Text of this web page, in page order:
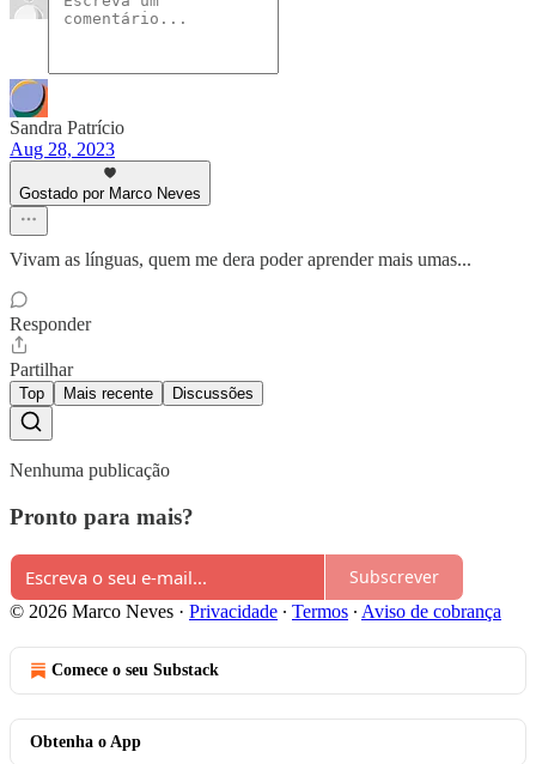
Sandra Patrício
Aug 28, 2023
Gostado por Marco Neves
Vivam as línguas, quem me dera poder aprender mais umas...
Responder
Partilhar
Top Mais recente Discussões
Nenhuma publicação
Pronto para mais?
Subscrever
© 2026 Marco Neves · Privacidade ∙ Termos ∙ Aviso de cobrança
Comece o seu Substack
Obtenha o App